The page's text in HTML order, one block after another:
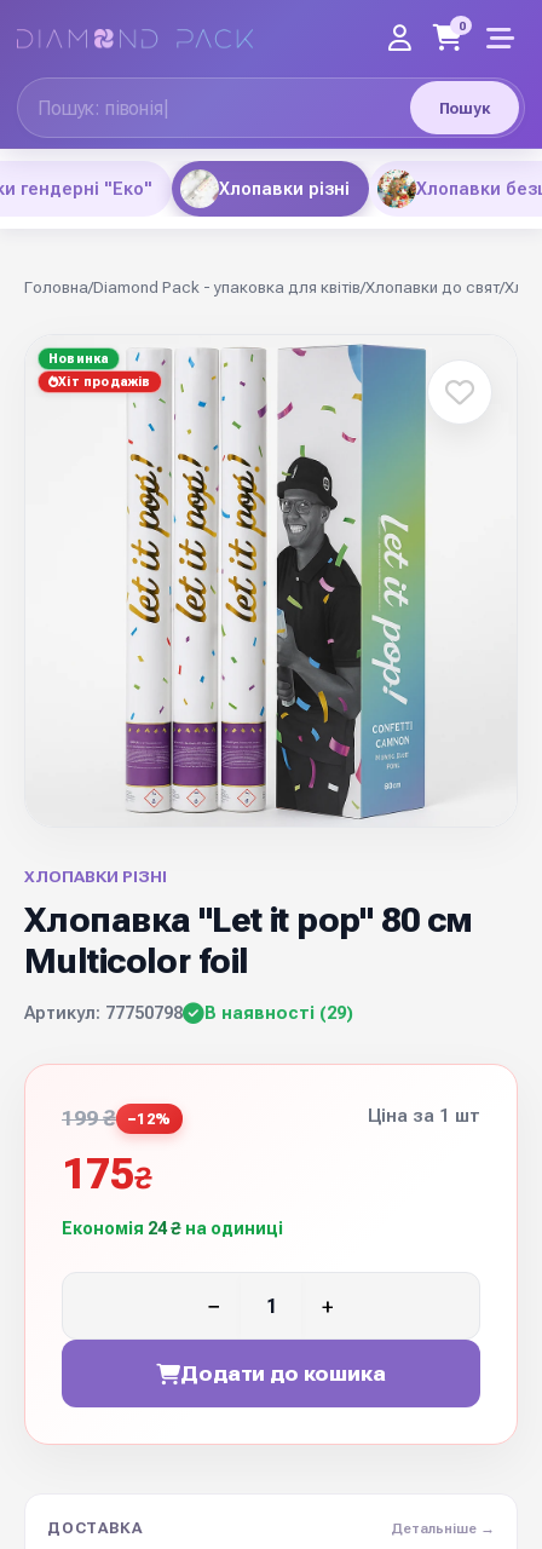
Пошук
0
гендерні "Еко" Хлопавки різні Хлопавки
Головна/Diamond Pack - упаковка для квітів/Хлопавки до свят/
Новинка
Хіт продажів
ХЛОПАВКИ РІЗНІ
Хлопавка "Let it pop" 80 см
Multicolor foil
Артикул: 77750798 В наявності (29)
199 ₴ −12%
175₴
Економія 24 ₴ на одиниці
Ціна за 1 шт
− +
Додати до кошика
ДОСТАВКА Детальніше →